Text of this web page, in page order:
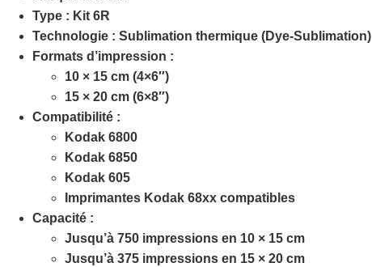
Type : Kit 6R
Technologie : Sublimation thermique (Dye-Sublimation)
Formats d’impression :
10 × 15 cm (4×6″)
15 × 20 cm (6×8″)
Compatibilité :
Kodak 6800
Kodak 6850
Kodak 605
Imprimantes Kodak 68xx compatibles
Capacité :
Jusqu’à 750 impressions en 10 × 15 cm
Jusqu’à 375 impressions en 15 × 20 cm